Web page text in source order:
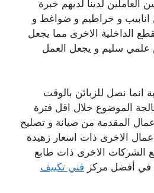
العاملين لدينا لديهم خبرة
و خراطيم و ضواغط و
الداخلية الاخرى مما يجعل
سليم و يجعل العمل
انما نصل للزبائن بالوقت
الموضوع خلال اقل فترة
المقدمة من صيانة و تصليح
الاخرى ذات اسعار زهيدة
الشركات الاخرى ذات طابع
في أفضل مركز فني تكييف